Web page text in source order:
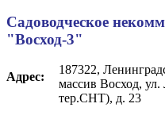
Садоводческое
"Восход-3"
Адрес:
187322,
массив Восход,
тер.СНТ), д. 23